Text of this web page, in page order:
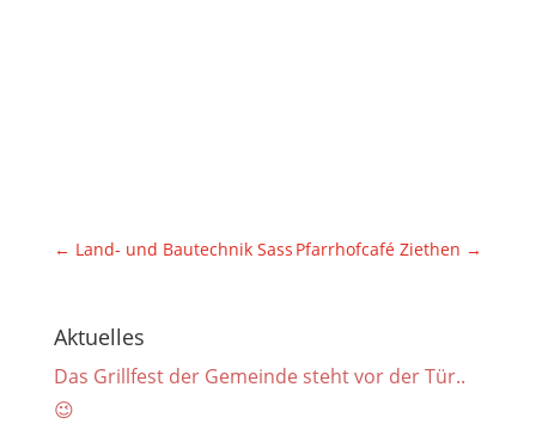
← Land- und Bautechnik Sass Pfarrhofcafé Ziethen →
Aktuelles
Das Grillfest der Gemeinde steht vor der Tür..
😉